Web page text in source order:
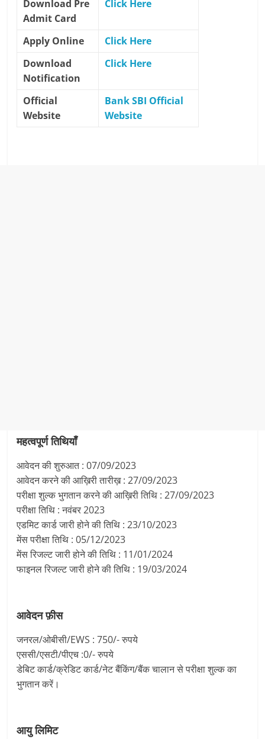
Download Pre
Admit Card
Click Here
Apply Online
Click Here
Download
Notification
Click Here
Official
Website
Bank SBI Official
Website
महत्वपूर्ण तिथियाँ
आवेदन की शुरुआत : 07/09/2023
आवेदन करने की आख़िरी तारीख़ : 27/09/2023
परीक्षा शुल्क भुगतान करने की आख़िरी तिथि : 27/09/2023
परीक्षा तिथि : नवंबर 2023
एडमिट कार्ड जारी होने की तिथि : 23/10/2023
मेंस परीक्षा तिथि : 05/12/2023
मेंस रिजल्ट जारी होने की तिथि : 11/01/2024
फाइनल रिजल्ट जारी होने की तिथि : 19/03/2024
आवेदन फ़ीस
जनरल/ओबीसी/EWS : 750/- रुपये
एससी/एसटी/पीएच :0/- रुपये
डेबिट कार्ड/क्रेडिट कार्ड/नेट बैंकिंग/बैंक चालान से परीक्षा शुल्क का
भुगतान करें।
आयु लिमिट